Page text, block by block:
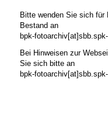
Bitte wenden Sie sich für
Bestand an
bpk-
Bei Hinweisen zur
Sie sich bitte an
bpk-